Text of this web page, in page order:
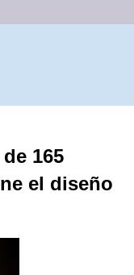
165
el diseño